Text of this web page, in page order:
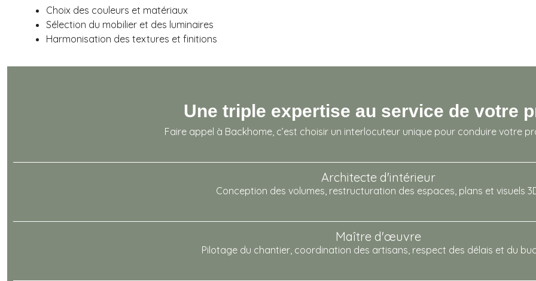
Choix des couleurs et matériaux
Sélection du mobilier et des luminaires
Harmonisation des textures et finitions
Une triple expertise au service de votre
Faire appel à Backhome, c’est choisir un interlocuteur unique pour conduire votre
Architecte d'intérieur
Conception des volumes, restructuration des espaces, plans et visuels
Maître d'œuvre
Pilotage du chantier, coordination des artisans, respect des délais et du